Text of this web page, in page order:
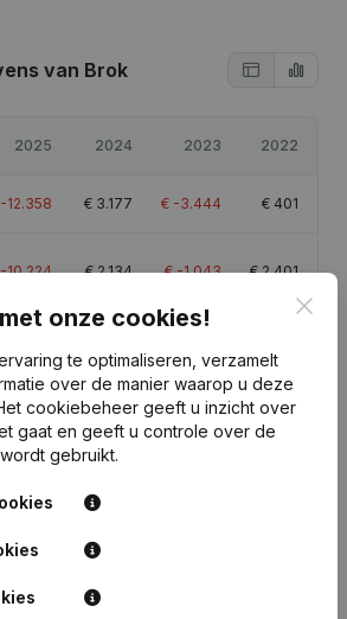
van Brok
2025 2024 2023 2022
-12.358 € 3.177 € -3.444 € 401
-10.224 €2.134 €-1.043 €2.401
Publicatie
Maatschappelijke Zetel -
onze cookies!
te optimaliseren, verzamelt
over de manier waarop u deze
cookiebeheer geeft u inzicht over
gaat en geeft u controle over de
gebruikt.